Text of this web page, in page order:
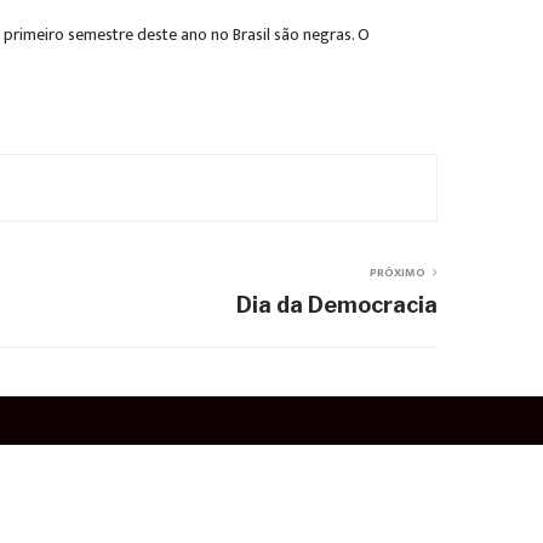
semestre deste ano no Brasil são negras. O
PRÓXIMO
Dia da Democracia